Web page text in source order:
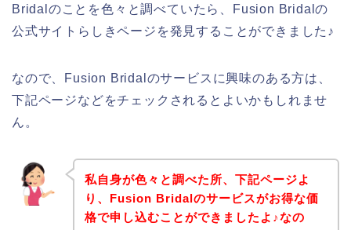
Bridalのことを色々と調べていたら、Fusion Bridalの
公式サイトらしきページを発見することができました♪
なので、Fusion Bridalのサービスに興味のある方は、
下記ページなどをチェックされるとよいかもしれませ
ん。
私自身が色々と調べた所、下記ページよ
り、Fusion Bridalのサービスがお得な価
格で申し込むことができましたよ♪なの